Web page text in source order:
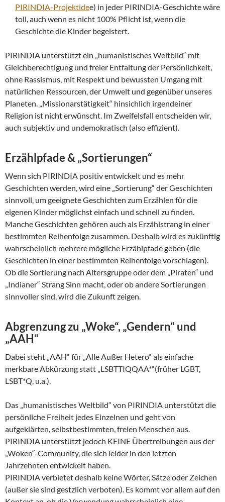
PIRINDIA-Projektidee) in jeder PIRINDIA-Geschichte wäre
toll, auch wenn es nicht 100% Pflicht ist, wenn die
Geschichte die Kinder begeistert.
PIRINDIA unterstützt ein „humanistisches Weltbild“ mit
Gleichberechtigung und freier Entfaltung der Persönlichkeit,
ohne Rassismus, mit Respekt und bewussten Umgang mit
natürlichen Ressourcen, der Umwelt und gegenüber unseres
Planeten. „Missionarstätigkeit“ hinsichlich irgendeiner
Religion ist nicht erwünscht. Im Zweifelsfall entscheiden wir,
auch subjektiv und undemokratisch (also effizient).
Erzählpfade & „Sortierungen“
Wenn sich PIRINDIA positiv entwickelt und es mehr
Geschichten werden, wird eine „Sortierung“ der Geschichten
sinnvoll, um geeignete Geschichten zum Erzählen für die
eigenen Kinder möglichst einfach und schnell zu finden.
Manche Geschichten gehören auch als Erzählstrang in einer
bestimmten Reihenfolge zusammen. Deshalb wird es zukünftig
wahrscheinlich mehrere mögliche Erzählpfade geben (die
Geschichten in einer bestimmten Reihenfolge vorschlagen).
Ob die Sortierung nach Altersgruppe oder dem „Piraten“ und
„Indianer“ Strang Sinn macht, oder ob andere Sortierungen
sinnvoller sind, wird die Zukunft zeigen.
Abgrenzung zu „Woke“, „Gendern“ und
„AAH“
Dabei steht „AAH“ für „Alle Außer Hetero“ als einfache
merkbare Abkürzung statt „LSBTTIQQAA*“(früher LGBT,
LSBT*Q, u.a.).
Das „humanistisches Weltbild“ von PIRINDIA unterstützt die
persönliche Freiheit jedes Einzelnen und geht von
aufgeklärten, selbstbestimmten, freien Menschen aus.
PIRINDIA unterstützt jedoch KEINE Übertreibungen aus der
„Woken“-Community, die sich leider in den letzten
Jahrzehnten entwickelt haben.
PIRINDIA verbietet deshalb keine Wörter, Sätze oder Zeichen
(außer sie sind gestzlich verboten). Es kommt vor allem auf den